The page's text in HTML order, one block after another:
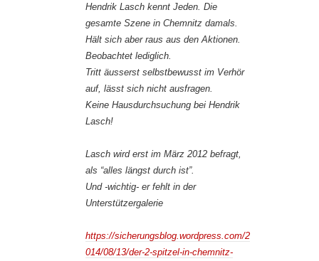
Hendrik Lasch kennt Jeden. Die
gesamte Szene in Chemnitz damals.
Hält sich aber raus aus den Aktionen.
Beobachtet lediglich.
Tritt äusserst selbstbewusst im Verhör
auf, lässt sich nicht ausfragen.
Keine Hausdurchsuchung bei Hendrik
Lasch!
Lasch wird erst im März 2012 befragt,
als “alles längst durch ist”.
Und -wichtig- er fehlt in der
Unterstützergalerie
https://sicherungsblog.wordpress.com/2
014/08/13/der-2-spitzel-in-chemnitz-